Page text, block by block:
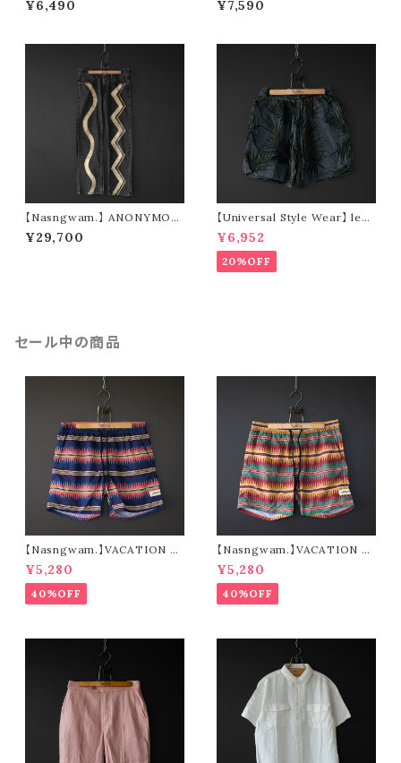
¥6,490 ¥7,590
【Nasngwam.】 ANONYMOU
S PANTS (size S)
¥29,700
【Universal Style Wear】 leaf
short pants (black)
¥6,952
20%OFF
セール中の商品
【Nasngwam.】VACATION S
HORTS (navy)
¥5,280
40%OFF
【Nasngwam.】VACATION S
HORTS (green)
¥5,280
40%OFF